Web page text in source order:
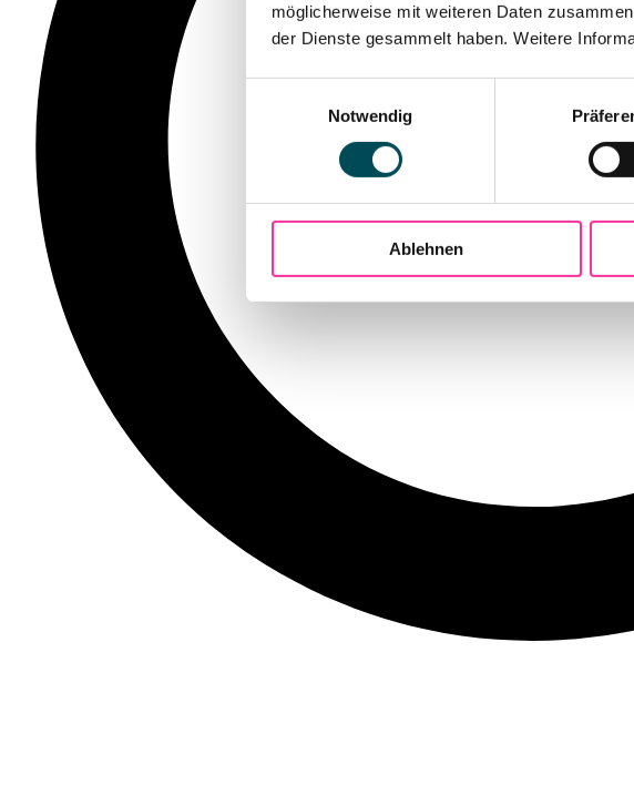
möglicherweise mit weiteren Daten
der Dienste gesammelt haben. Weitere
Notwendig
Ablehnen